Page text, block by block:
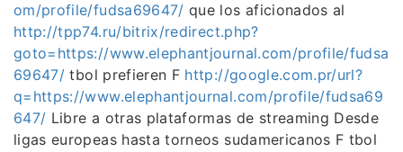
om/profile/fudsa69647/ que los aficionados al
http://tpp74.ru/bitrix/redirect.php?
goto=https://www.elephantjournal.com/profile/fudsa
69647/ tbol prefieren F http://google.com.pr/url?
q=https://www.elephantjournal.com/profile/fudsa69
647/ Libre a otras plataformas de streaming Desde
ligas europeas hasta torneos sudamericanos F tbol